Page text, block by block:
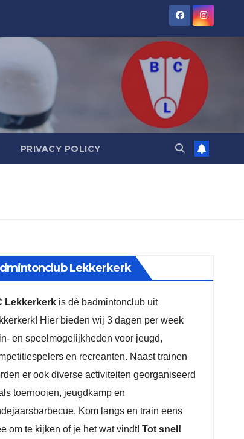
PRIVACY POLICY
Lekkerkerk
Lekkerkerk is dé badmintonclub uit
Hier bieden wij 3 dagen per week
en speelmogelijkheden voor jeugd,
en recreanten. Naast trainen
er ook diverse activiteiten georganiseerd
toernooien, jeugdkamp en
Kom langs en train eens
om te kijken of je het wat vindt!Tot snel!